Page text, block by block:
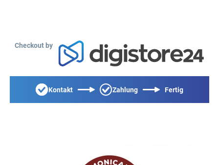
Checkout by
Kontakt Zahlung Fertig